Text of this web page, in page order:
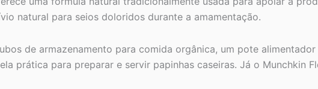
natural para seios doloridos durante a amamentação.
de armazenamento para comida orgânica, um pote
prática para preparar e servir papinhas caseiras. Já o Munchkin